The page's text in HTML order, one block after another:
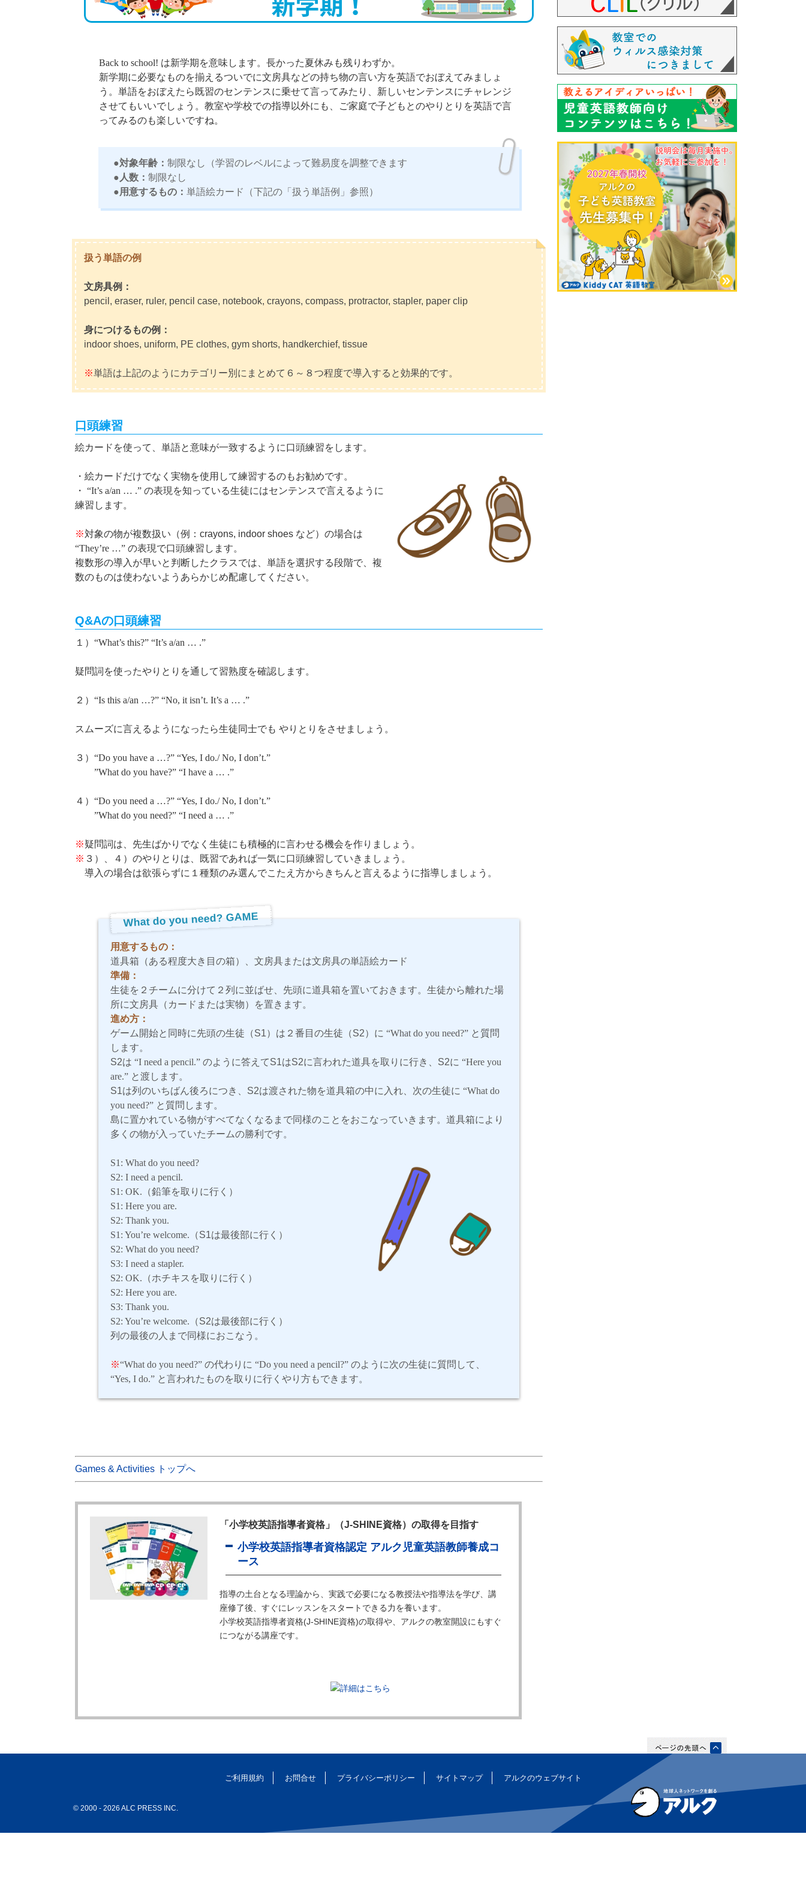
Back to school! は新学期を意味します。長かった夏休みも残りわずか。
新学期に必要なものを揃えるついでに文房具などの持ち物の言い方を英語でおぼえてみましょ
う。単語をおぼえたら既習のセンテンスに乗せて言ってみたり、新しいセンテンスにチャレンジ
させてもいいでしょう。教室や学校での指導以外にも、ご家庭で子どもとのやりとりを英語で言
ってみるのも楽しいですね。
●対象年齢： 制限なし（学習のレベルによって難易度を調整できます
●人数： 制限なし
●用意するもの： 単語絵カード（下記の「扱う単語例」参照）
扱う単語の例
文房具例：
pencil, eraser, ruler, pencil case, notebook, crayons, compass, protractor, stapler, paper clip
身につけるもの例：
indoor shoes, uniform, PE clothes, gym shorts, handkerchief, tissue
※単語は上記のようにカテゴリー別にまとめて６～８つ程度で導入すると効果的です。
口頭練習
絵カードを使って、単語と意味が一致するように口頭練習をします。
・絵カードだけでなく実物を使用して練習するのもお勧めです。
・ “It’s a/an … .” の表現を知っている生徒にはセンテンスで言えるように
練習します。
※対象の物が複数扱い（例：crayons, indoor shoes など）の場合は
“They’re …” の表現で口頭練習します。
複数形の導入が早いと判断したクラスでは、単語を選択する段階で、複
数のものは使わないようあらかじめ配慮してください。
Q&Aの口頭練習
１） “What’s this?” “It’s a/an … .”
疑問詞を使ったやりとりを通して習熟度を確認します。
２） “Is this a/an …?” “No, it isn’t. It’s a … .”
スムーズに言えるようになったら生徒同士でも やりとりをさせましょう。
３） “Do you have a …?” “Yes, I do./ No, I don’t.”
”What do you have?” “I have a … .”
４） “Do you need a …?” “Yes, I do./ No, I don’t.”
”What do you need?” “I need a … .”
※疑問詞は、先生ばかりでなく生徒にも積極的に言わせる機会を作りましょう。
※ ３）、４）のやりとりは、既習であれば一気に口頭練習していきましょう。
導入の場合は欲張らずに１種類のみ選んでこたえ方からきちんと言えるように指導しましょう。
What do you need? GAME
用意するもの：
道具箱（ある程度大き目の箱）、文房具または文房具の単語絵カード
準備：
生徒を２チームに分けて２列に並ばせ、先頭に道具箱を置いておきます。生徒から離れた場
所に文房具（カードまたは実物）を置きます。
進め方：
ゲーム開始と同時に先頭の生徒（S1）は２番目の生徒（S2）に “What do you need?” と質問
します。
S2は “I need a pencil.” のように答えてS1はS2に言われた道具を取りに行き、S2に “Here you
are.” と渡します。
S1は列のいちばん後ろにつき、S2は渡された物を道具箱の中に入れ、次の生徒に “What do
you need?” と質問します。
島に置かれている物がすべてなくなるまで同様のことをおこなっていきます。道具箱により
多くの物が入っていたチームの勝利です。
S1: What do you need?
S2: I need a pencil.
S1: OK. （鉛筆を取りに行く）
S1: Here you are.
S2: Thank you.
S1: You’re welcome. （S1は最後部に行く）
S2: What do you need?
S3: I need a stapler.
S2: OK. （ホチキスを取りに行く）
S2: Here you are.
S3: Thank you.
S2: You’re welcome. （S2は最後部に行く）
列の最後の人まで同様におこなう。
※“What do you need?” の代わりに “Do you need a pencil?” のように次の生徒に質問して、
“Yes, I do.” と言われたものを取りに行くやり方もできます。
Games & Activities トップへ
「小学校英語指導者資格」（J-SHINE資格）の取得を目指す
小学校英語指導者資格認定 アルク児童英語教師養成コ
ース
指導の土台となる理論から、実践で必要になる教授法や指導法を学び、講
座修了後、すぐにレッスンをスタートできる力を養います。
小学校英語指導者資格(J-SHINE資格)の取得や、アルクの教室開設にもすぐ
につながる講座です。
ご利用規約 お問合せ プライバシーポリシー サイトマップ アルクのウェブサイト
© 2000 - 2026 ALC PRESS INC.